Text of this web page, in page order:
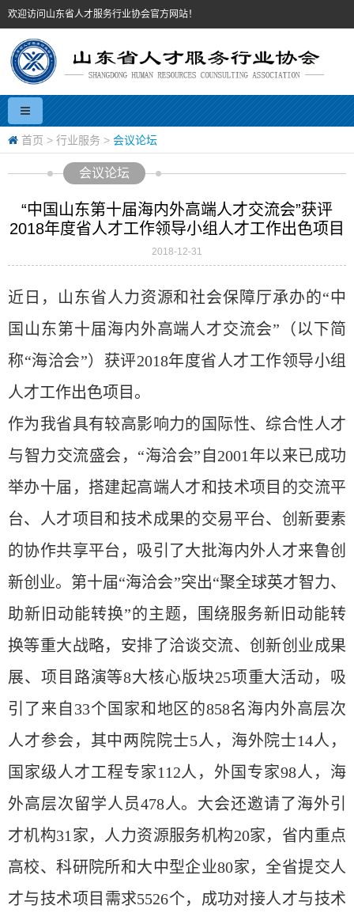
欢迎访问山东省人才服务行业协会官方网站！
首页 > 行业服务 > 会议论坛
会议论坛
“中国山东第十届海内外高端人才交流会”获评
2018年度省人才工作领导小组人才工作出色项目
2018-12-31
近日，山东省人力资源和社会保障厅承办的“中
国山东第十届海内外高端人才交流会”（以下简
称“海洽会”）获评2018年度省人才工作领导小组
人才工作出色项目。
作为我省具有较高影响力的国际性、综合性人才
与智力交流盛会，“海洽会”自2001年以来已成功
举办十届，搭建起高端人才和技术项目的交流平
台、人才项目和技术成果的交易平台、创新要素
的协作共享平台，吸引了大批海内外人才来鲁创
新创业。第十届“海洽会”突出“聚全球英才智力、
助新旧动能转换”的主题，围绕服务新旧动能转
换等重大战略，安排了洽谈交流、创新创业成果
展、项目路演等8大核心版块25项重大活动， 吸
引了来自 33个国家和地区 的858名 海内外高层次
人才参会， 其中两院院士5人，海外院士14人，
国家级人才工程专家112人，外国专家98人，海
外高层次留学人员478人。大会还邀请了海外引
才机构31家，人力资源服务机构20家，省内重点
高校、科研院所和大中型企业80家，全省提交人
才与技术项目需求5526个，成功对接人才与技术